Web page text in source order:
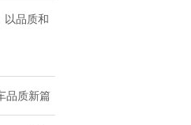
品质和
品质新篇